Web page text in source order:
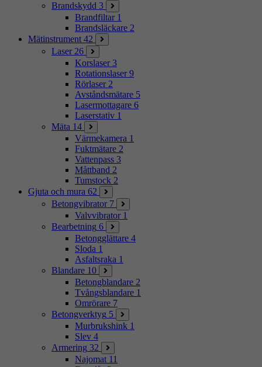
Brandskydd 3
Brandfiltar 1
Brandsläckare 2
Mätinstrument 42
Laser 26
Korslaser 3
Rotationslaser 9
Rörlaser 2
Avståndsmätare 5
Lasermottagare 6
Laserstativ 1
Mäta 14
Värmekamera 1
Fuktmätare 2
Vattenpass 3
Måttband 2
Tumstock 2
Gjuta och mura 62
Betongvibrator 7
Valvvibrator 1
Bearbetning 6
Betongglättare 4
Sloda 1
Asfaltsraka 1
Blandare 10
Betongblandare 2
Tvångsblandare 1
Omrörare 7
Betongverktyg 5
Murbrukshink 1
Slev 4
Armering 32
Najomat 11